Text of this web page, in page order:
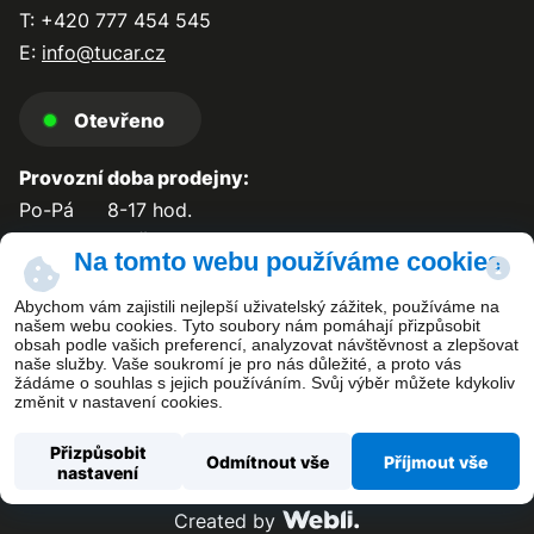
Na tomto webu používáme cookies
Abychom vám zajistili nejlepší uživatelský zážitek, používáme na
našem webu cookies. Tyto soubory nám pomáhají přizpůsobit
obsah podle vašich preferencí, analyzovat návštěvnost a zlepšovat
naše služby. Vaše soukromí je pro nás důležité, a proto vás
žádáme o souhlas s jejich používáním. Svůj výběr můžete kdykoliv
změnit v nastavení cookies.
Přizpůsobit
nastavení
Odmítnout vše Příjmout vše
T: +420 777 454 545
E: info@tucar.cz
Otevřeno
Provozní doba prodejny:
Po-Pá
8-17 hod.
So-Ne
zavřeno
Kontakt
Copyright ©
TUCAR PLUS s.r.o.
Created by